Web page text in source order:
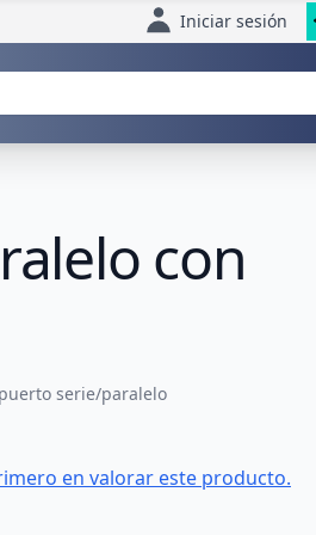
Iniciar sesión
con
serie/paralelo
en valorar este producto.